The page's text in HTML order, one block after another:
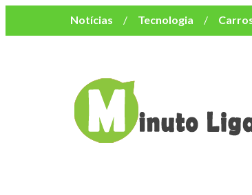
Notícias Tecnologia
Mulher
Bem-Estar